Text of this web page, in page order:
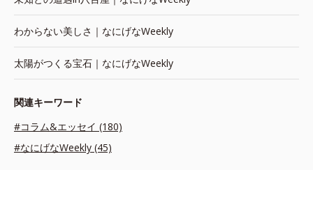
わからない美しさ｜なにげなWeekly
太陽がつくる宝石｜なにげなWeekly
関連キーワード
#コラム&エッセイ (180)
#なにげなWeekly (45)